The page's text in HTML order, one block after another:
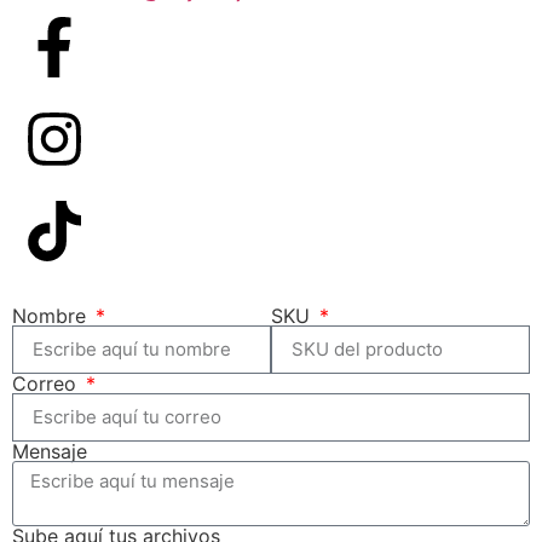
Nombre SKU
Correo
Mensaje
Sube aquí tus archivos